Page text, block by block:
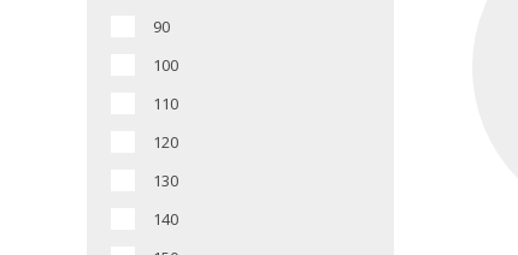
90
100
110
120
130
140